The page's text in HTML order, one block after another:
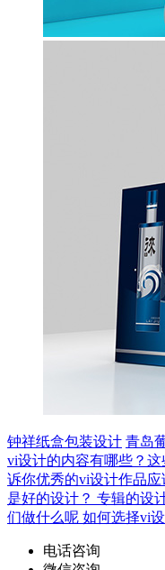
钟祥纸盒包装设计 青岛
vi设计的内容有哪些？这
诉你优秀的vi设计作品应
是好的设计？ 专辑的设
们做什么呢 如何选择vi
电话咨询